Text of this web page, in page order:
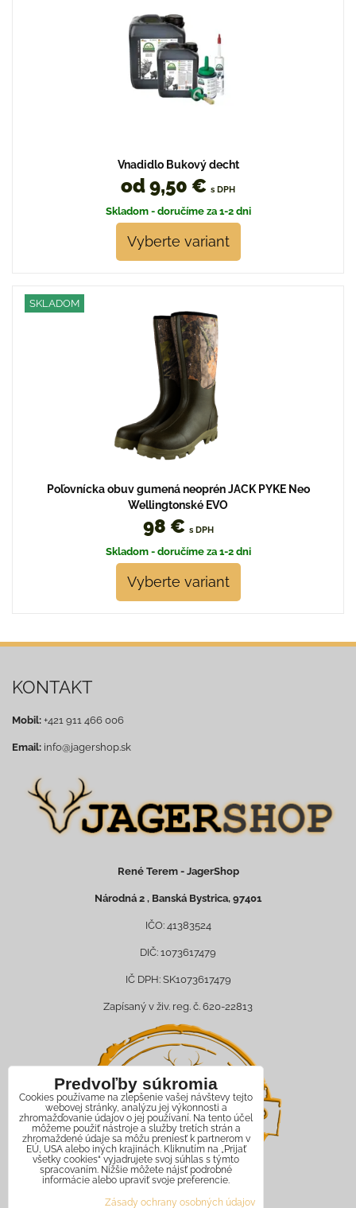
Vnadidlo Bukový decht
od 9,50 € s DPH
Skladom - doručíme za 1-2 dni
Vyberte variant
SKLADOM
Poľovnícka obuv gumená neoprén JACK PYKE Neo
Wellingtonské EVO
98 € s DPH
Skladom - doručíme za 1-2 dni
Vyberte variant
KONTAKT
Mobil: +421 911 466 006
Email: info@jagershop.sk
René Terem - JagerShop
Národná 2 , Banská Bystrica, 97401
IČO: 41383524
DIČ: 1073617479
IČ DPH: SK1073617479
Zapísaný v živ. reg. č. 620-22813
Predvoľby súkromia
Cookies používame na zlepšenie vašej návštevy tejto
webovej stránky, analýzu jej výkonnosti a
zhromažďovanie údajov o jej používaní. Na tento účel
môžeme použiť nástroje a služby tretích strán a
zhromaždené údaje sa môžu preniesť k partnerom v
EÚ, USA alebo iných krajinách. Kliknutím na „Prijať
všetky cookies“ vyjadrujete svoj súhlas s týmto
spracovaním. Nižšie môžete nájsť podrobné
informácie alebo upraviť svoje preferencie.
Zásady ochrany osobných údajov